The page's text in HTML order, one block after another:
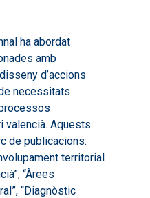
ha abordat
amb
d’accions
necessitats
valencià. Aquests
de publicacions:
territorial
“Àrees
“Diagnòstic
Necessitats
Formació Pactes 2022
Altres Accions:
2017
2018
2019
2020
2021
2022
2023
Resums Projectes
Experimentals
2024
Informes
Audiovisuals
Informació Estadística
ODS
Noticies
Actualitat
Butlletins de Notícies
Contacte